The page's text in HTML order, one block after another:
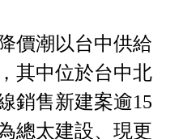
價潮以台中供給
其中位於台中北
銷售新建案逾15
總太建設、現更